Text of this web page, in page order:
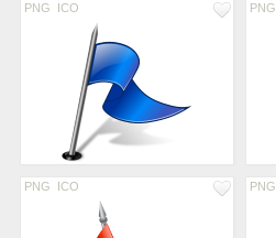
PNG ICO PNG
PNG ICO PNG